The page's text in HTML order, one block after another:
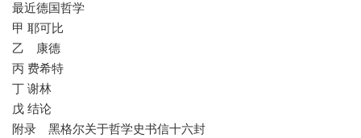
最近德国哲学
甲 耶可比
乙 康德
丙 费希特
丁 谢林
戊 结论
附录 黑格尔关于哲学史书信十六封